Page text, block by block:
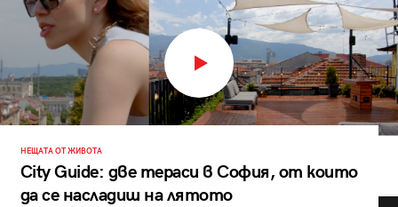
НЕЩАТА ОТ ЖИВОТА
City Guide: две тераси в София, от които
да се насладиш на лятото